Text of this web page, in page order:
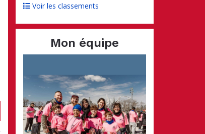
Voir les classements
Mon équipe